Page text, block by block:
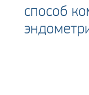
способ